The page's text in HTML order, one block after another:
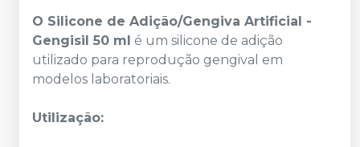
O Silicone de Adição/Gengiva Artificial -
Gengisil 50 ml é um silicone de adição
utilizado para reprodução gengival em
modelos laboratoriais.
Utilização: